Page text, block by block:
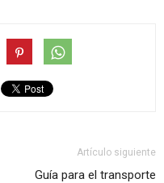
Artículo siguiente
Guía para el transporte